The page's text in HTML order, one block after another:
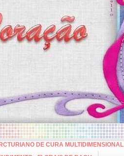
DE CURA MULTIDIMENSIONAL